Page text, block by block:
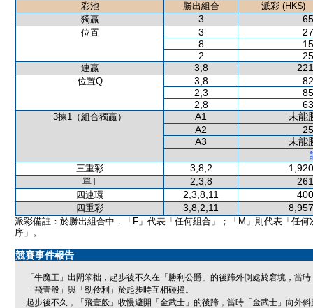
彩池 勝出組合
派彩 (HK$)
獨贏
3
位置 3
8
2
連贏 3,8
位置Q 3,8
2,3
2,8
3揀1（組合獨贏） A1
未能
A2
A3
未能
三重彩
3,8,2
單T 2,3,8
四連環 2,3,8,11
四重彩 3,8,2,11
派彩備註：於勝出組合中，「F」代表「任何組合」；「M」則代表「任何
序」。
競賽事件報告
「牛魔王」出閘笨拙，起步後不久在「勝利公爵」的後蹄外側處於窘境，當
「飛壹般」與「勁伶利」於起步時互相碰撞。
起步後不久，「飛壹般」收慢避開「金武士」的後蹄，當時「金武士」向外斜